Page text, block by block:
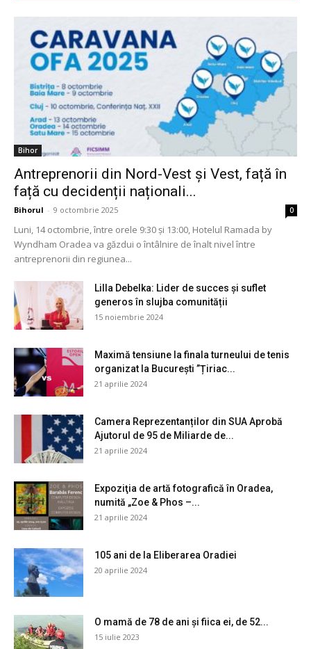
Bihor
Antreprenorii din Nord-Vest și Vest, față în
față cu decidenții naționali...
Bihorul - 9 octombrie 2025 0
Luni, 14 octombrie, între orele 9:30 și 13:00, Hotelul Ramada by
Wyndham Oradea va găzdui o întâlnire de înalt nivel între
antreprenorii din regiunea...
Lilla Debelka: Lider de succes și suflet
generos în slujba comunității
15 noiembrie 2024
Maximă tensiune la finala turneului de tenis
organizat la București ”Țiriac...
21 aprilie 2024
Camera Reprezentanților din SUA Aprobă
Ajutorul de 95 de Miliarde de...
21 aprilie 2024
Expoziţia de artă fotografică în Oradea,
numită „Zoe & Phos –...
21 aprilie 2024
105 ani de la Eliberarea Oradiei
20 aprilie 2024
O mamă de 78 de ani și fiica ei, de 52...
15 iulie 2023